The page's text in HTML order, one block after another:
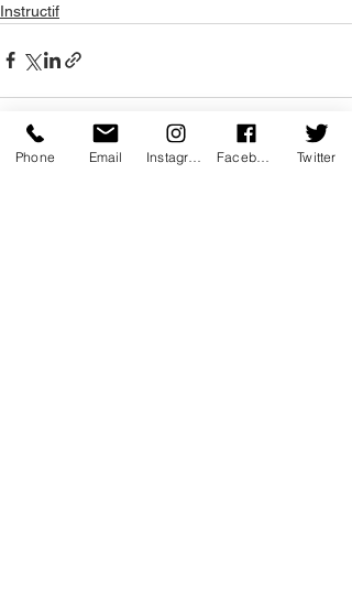
Instructif
Phone Email Twitter